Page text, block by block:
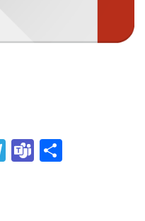
Telegram
Teams